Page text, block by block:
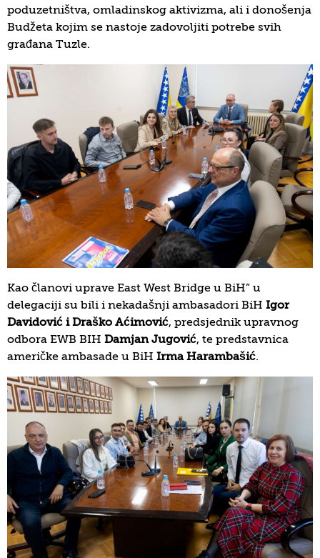
poduzetništva, omladinskog aktivizma, ali i donošenja
Budžeta kojim se nastoje zadovoljiti potrebe svih
građana Tuzle.
Kao članovi uprave East West Bridge u BiH” u
delegaciji su bili i nekadašnji ambasadori BiH Igor
Davidović i Draško Aćimović, predsjednik upravnog
odbora EWB BIH Damjan Jugović, te predstavnica
američke ambasade u BiH Irma Harambašić.